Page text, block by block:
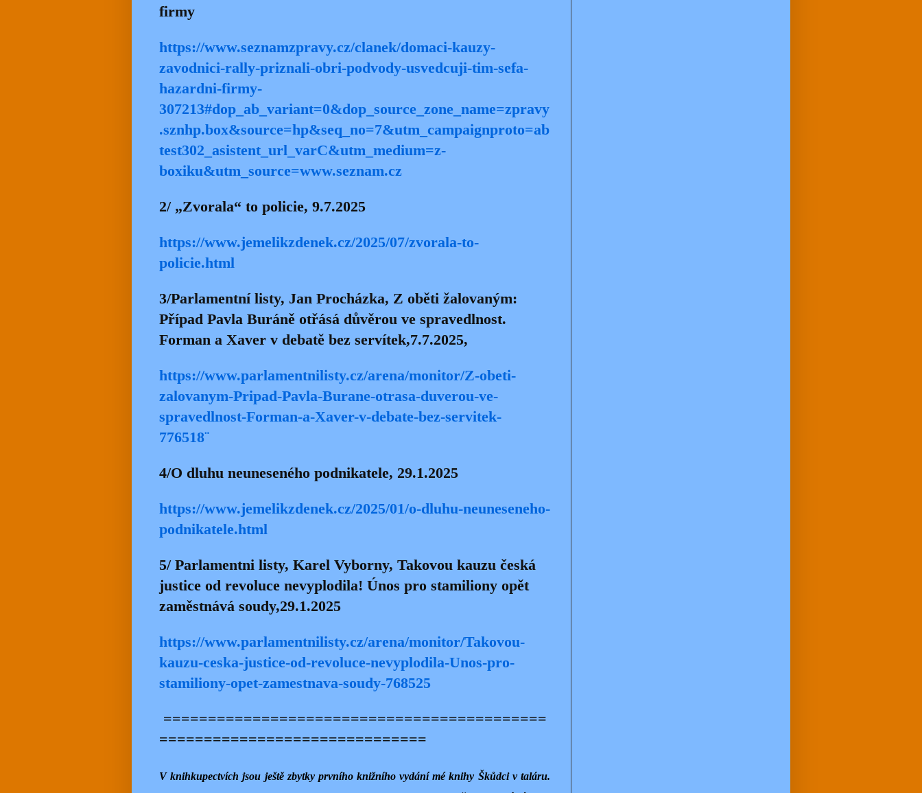
firmy
https://www.seznamzpravy.cz/clanek/domaci-kauzy-
zavodnici-rally-priznali-obri-podvody-usvedcuji-tim-sefa-
hazardni-firmy-
307213#dop_ab_variant=0&dop_source_zone_name=zpravy
.sznhp.box&source=hp&seq_no=7&utm_campaignproto=ab
test302_asistent_url_varC&utm_medium=z-
boxiku&utm_source=www.seznam.cz
2/ „Zvorala“ to policie, 9.7.2025
https://www.jemelikzdenek.cz/2025/07/zvorala-to-
policie.html
3/Parlamentní listy, Jan Procházka, Z oběti žalovaným:
Případ Pavla Buráně otřásá důvěrou ve spravedlnost.
Forman a Xaver v debatě bez servítek,7.7.2025,
https://www.parlamentnilisty.cz/arena/monitor/Z-obeti-
zalovanym-Pripad-Pavla-Burane-otrasa-duverou-ve-
spravedlnost-Forman-a-Xaver-v-debate-bez-servitek-
776518¨
4/O dluhu neuneseného podnikatele, 29.1.2025
https://www.jemelikzdenek.cz/2025/01/o-dluhu-neuneseneho-
podnikatele.html
5/ Parlamentni listy, Karel Vyborny, Takovou kauzu česká
justice od revoluce nevyplodila! Únos pro stamiliony opět
zaměstnává soudy,29.1.2025
https://www.parlamentnilisty.cz/arena/monitor/Takovou-
kauzu-ceska-justice-od-revoluce-nevyplodila-Unos-pro-
stamiliony-opet-zamestnava-soudy-768525
===========================================
==============================
V knihkupectvích jsou ještě zbytky prvního knižního vydání mé knihy Škůdci v taláru.